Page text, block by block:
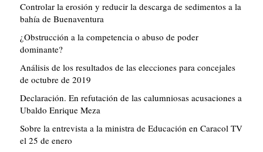
Controlar la erosión y reducir la descarga de sedimentos a la
bahía de Buenaventura
¿Obstrucción a la competencia o abuso de poder
dominante?
Análisis de los resultados de las elecciones para concejales
de octubre de 2019
Declaración. En refutación de las calumniosas acusaciones a
Ubaldo Enrique Meza
Sobre la entrevista a la ministra de Educación en Caracol TV
el 25 de enero